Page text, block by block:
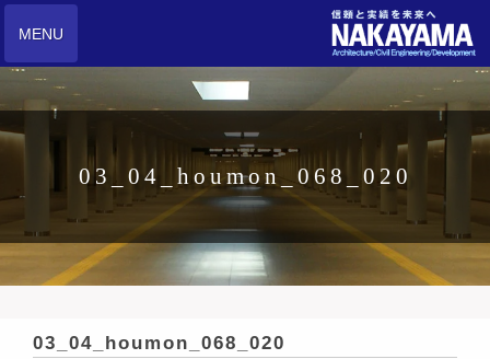
MENU
03_04_houmon_068_020
03_04_houmon_068_020